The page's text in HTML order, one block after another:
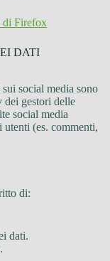
di Firefox
DATI
social media sono
dei gestori delle
social media
utenti (es. commenti,
di:
dati.